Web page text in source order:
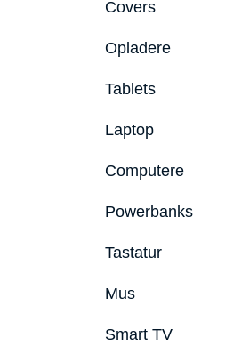
Covers
Opladere
Tablets
Laptop
Computere
Powerbanks
Tastatur
Mus
Smart TV